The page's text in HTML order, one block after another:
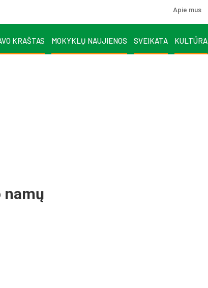
Apie mus
KRAŠTAS MOKYKLŲ NAUJIENOS SVEIKATA KULTŪRA
namų